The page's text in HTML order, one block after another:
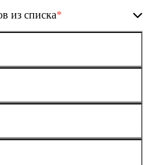
MES1428-04
из списка*